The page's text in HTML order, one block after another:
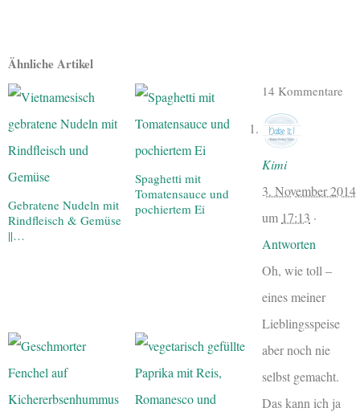
Ähnliche Artikel
Gebratene Nudeln mit
Rindfleisch & Gemüse
||…
Spaghetti mit
Tomatensauce und
pochiertem Ei
14 Kommentare
Kimi
3. November 2014
um 17:13 ·
Antworten
Oh, wie toll –
eines meiner
Lieblingsspeise
aber noch nie
selbst gemacht.
Das kann ich ja